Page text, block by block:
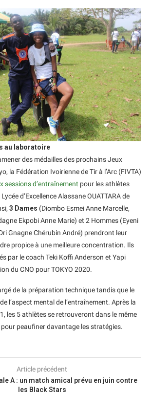
au laboratoire
des médailles des prochains Jeux
la Fédération Ivoirienne de Tir à l’Arc (FIVTA)
sessions d’entraînement pour les athlètes
d’Excellence Alassane OUATTARA de
3 Dames (Diombo Esmei Anne Marcelle,
Ekpobi Anne Marie) et 2 Hommes (Eyeni
Gnagne Chérubin André) prendront leur
propice à une meilleure concentration. Ils
par le coach Teki Koffi Anderson et Yapi
du CNO pour TOKYO 2020.
de la préparation technique tandis que le
l’aspect mental de l’entraînement. Après la
les 5 athlètes se retrouveront dans le même
pour peaufiner davantage les stratégies.
Article précédent
A : un match amical prévu en juin contre
les Black Stars